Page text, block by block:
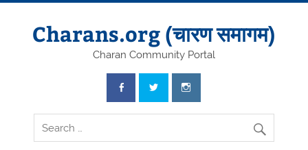
Skip
Charans.org (चारण समागम)
Charan Community Portal